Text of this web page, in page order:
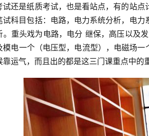
试还是纸质考试，也是看站点，有的站
试科目包括：电路，电力系统分析，电
。重头戏为电路，电分 继保，高压以及
模电一个（电压型，电流型），电磁场
靠运气，而且出的都是这三门课重点中